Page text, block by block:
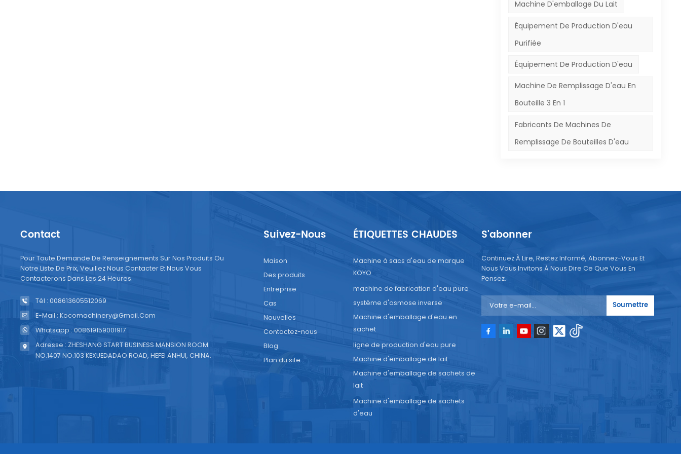
Machine D'emballage Du Lait
Équipement De Production D'eau
Purifiée
Équipement De Production D'eau
Machine De Remplissage D'eau En
Bouteille 3 En 1
Fabricants De Machines De
Remplissage De Bouteilles D'eau
toutes tailles. En investissant dans une telle technologie, les
Contact
Pour Toute Demande De Renseignements Sur Nos Produits Ou
Notre Liste De Prix, Veuillez Nous Contacter Et Nous Vous
Contacterons Dans Les 24 Heures.
Tél : 008613605512069
E-Mail : Kocomachinery@gmail.com
Whatsapp : 008619159001917
Adresse : ZHESHANG START BUSINESS MANSION ROOM
NO.1407 NO.103 KEXUEDADAO ROAD, HEFEI ANHUI, CHINA.
Suivez-Nous
Maison
Des produits
Entreprise
Cas
Nouvelles
Contactez-nous
Blog
Plan du site
ÉTIQUETTES CHAUDES
Machine à sacs d'eau de marque
KOYO
machine de fabrication d'eau pure
système d'osmose inverse
Machine d'emballage d'eau en
sachet
ligne de production d'eau pure
Machine d'emballage de lait
Machine d'emballage de sachets de
lait
Machine d'emballage de sachets
d'eau
S'abonner
Continuez À Lire, Restez Informé, Abonnez-Vous Et
Nous Vous Invitons À Nous Dire Ce Que Vous En
Pensez.
Soumettre